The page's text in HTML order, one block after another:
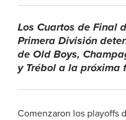
Los Cuartos de Final
Primera División
de Old Boys,
y Trébol a la próxima
Comenzaron los playoffs